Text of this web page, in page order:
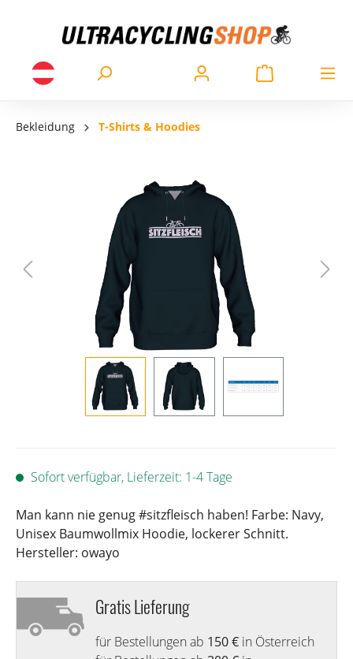
Bekleidung T-Shirts & Hoodies
Sofort verfügbar, Lieferzeit: 1-4 Tage
Man kann nie genug #sitzfleisch haben! Farbe: Navy,
Unisex Baumwollmix Hoodie, lockerer Schnitt.
Hersteller: owayo
Gratis Lieferung
für Bestellungen ab 150 € in Österreich